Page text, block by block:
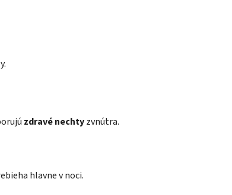
zdravé nechtyzvnútra.
hlavne v noci.